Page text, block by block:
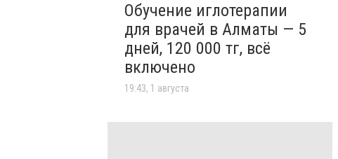
Обучение иглотерапии
для врачей в Алматы — 5
дней, 120 000 тг, всё
включено
19:43, 1 августа